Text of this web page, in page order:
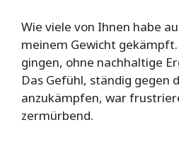
Wie viele von Ihnen habe
meinem Gewicht
gingen, ohne nachhaltige
Das Gefühl, ständig gegen
anzukämpfen, war
zermürbend.